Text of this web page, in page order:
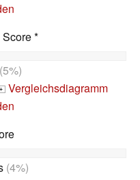
*
(5%)
+ Vergleichsdiagramm
(4%)